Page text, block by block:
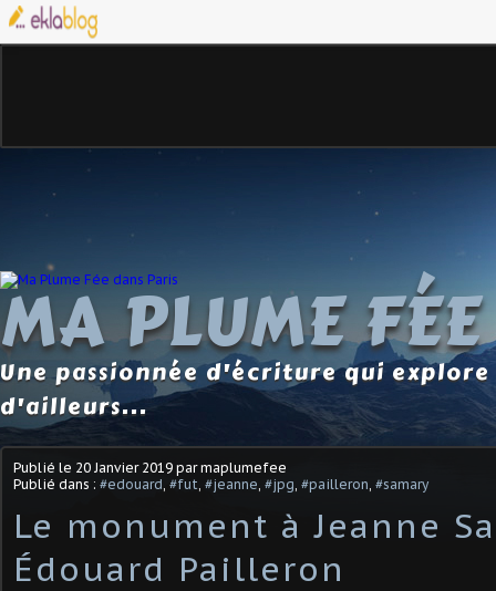
MA PLUME
Une passionnée d'écriture qui
d'ailleurs...
Publié le 20 Janvier 2019 par maplumefee
Publié dans : #edouard #fut #jeanne #jpg #pailleron #samary
Le monument à Jeanne
Édouard Pailleron